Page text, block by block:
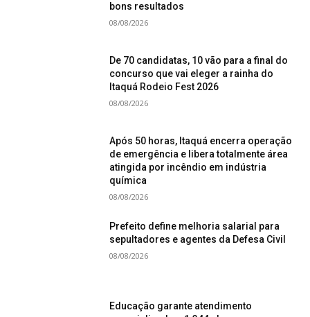
bons resultados
08/08/2026
De 70 candidatas, 10 vão para a final do
concurso que vai eleger a rainha do
Itaquá Rodeio Fest 2026
08/08/2026
Após 50 horas, Itaquá encerra operação
de emergência e libera totalmente área
atingida por incêndio em indústria
química
08/08/2026
Prefeito define melhoria salarial para
sepultadores e agentes da Defesa Civil
08/08/2026
Educação garante atendimento